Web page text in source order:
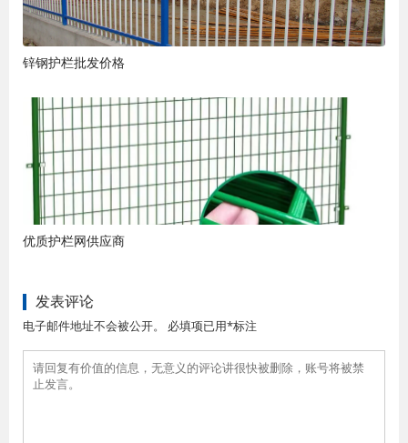
锌钢护栏批发价格
优质护栏网供应商
发表评论
电子邮件地址不会被公开。 必填项已用*标注